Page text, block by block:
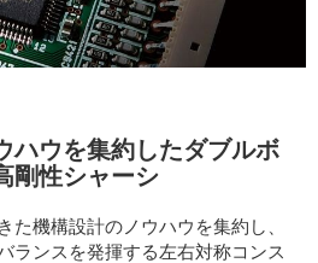
ハウを集約したダブルボ
剛性シャーシ
た機構設計のノウハウを集約し、
ランスを発揮する左右対称コンス